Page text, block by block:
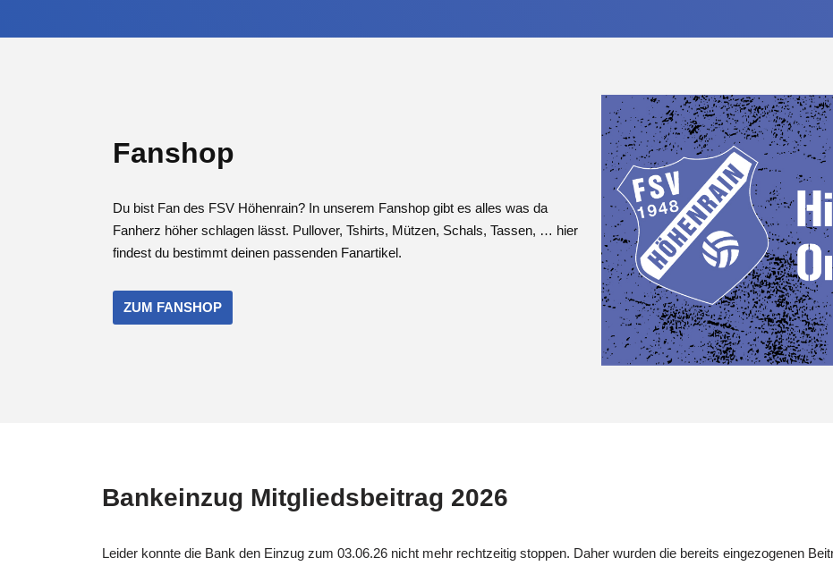
Fanshop
Du bist Fan des FSV Höhenrain? In unserem Fanshop gibt es alles was da
Fanherz höher schlagen lässt. Pullover, Tshirts, Mützen, Schals, Tassen, … hier
findest du bestimmt deinen passenden Fanartikel.
ZUM FANSHOP
Bankeinzug Mitgliedsbeitrag 2026
Leider konnte die Bank den Einzug zum 03.06.26 nicht mehr rechtzeitig stoppen. Daher wurden die bereits eingezogenen